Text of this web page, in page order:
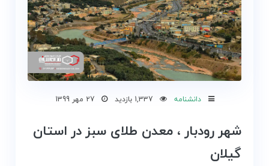
دانشنامه 1,337 بازدید 27 مهر 1399
شهر رودبار ، معدن طلای سبز در استان
گیلان
صفحه
اصلی
فروش